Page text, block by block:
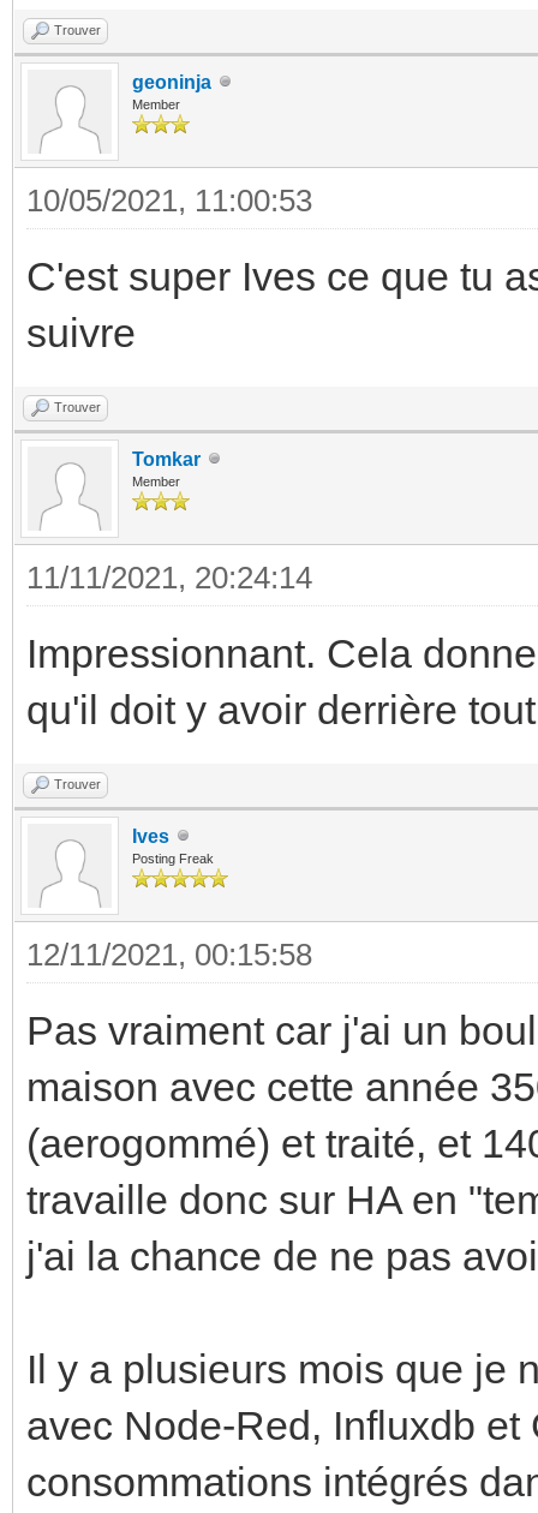
Trouver
geoninja
Member
10/05/2021, 11:00:53
C'est super Ives ce que tu
suivre
Trouver
Tomkar
Member
11/11/2021, 20:24:14
Impressionnant. Cela
qu'il doit y avoir derrière
Trouver
Ives
Posting Freak
12/11/2021, 00:15:58
Pas vraiment car j'ai un
maison avec cette année
(aerogommé) et traité, et
travaille donc sur HA en
j'ai la chance de ne pas
Il y a plusieurs mois que je
avec Node-Red, Influxdb
consommations intégrés